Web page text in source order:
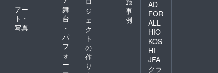
アー
ト・
写真
舞
台
・
パ
フ
ォ
ー
ジ
ェ
ク
ト
の
作
り
事
例
AD
FOR
ALL
HIO
KOS
HI
JFA
クラ